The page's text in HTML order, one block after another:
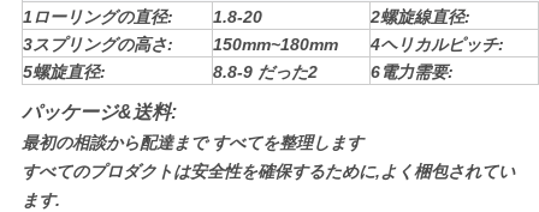
地
図
プ
1ローリングの直径:
1.8-20 2螺旋線直径:
3スプリングの高さ:
150mm~180mm 4ヘリカルピッチ:
5螺旋直径:
8.8-9 だった2 6電力需要:
パッケージ&送料:
最初の相談から配達まで すべてを整理します
すべてのプロダクトは安全性を確保するために,よく梱包されてい
ます.